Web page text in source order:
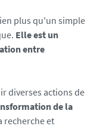
plus qu'un simple
Elle est un
entre
diverses actions de
de la
recherche et